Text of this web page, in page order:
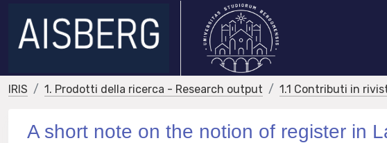
IRIS 1. Prodotti della ricerca - Research output 1.1 Contributi in
A short note on the notion of register in